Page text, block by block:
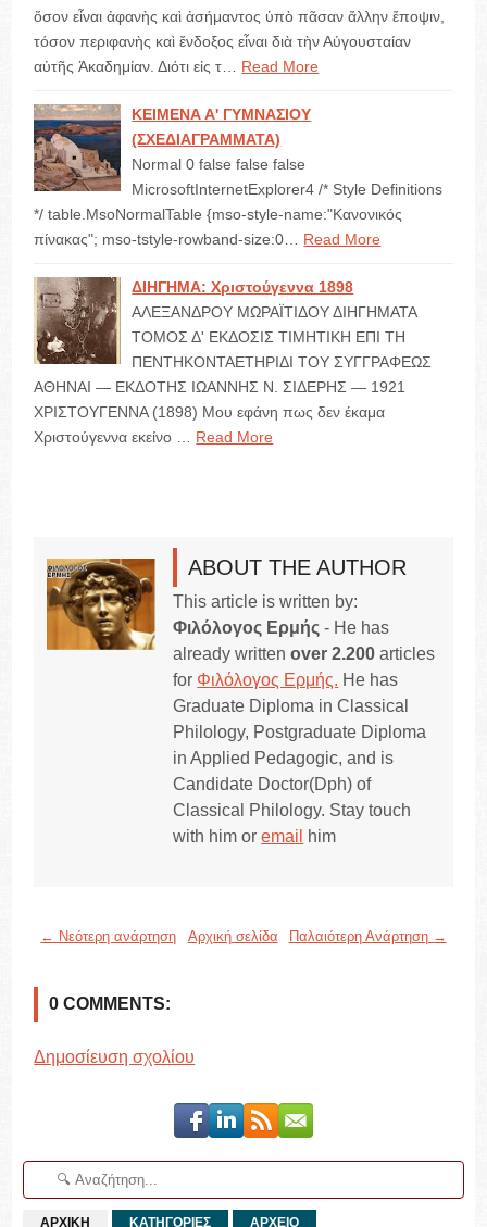
ὅσον εἶναι ἀφανὴς καὶ ἀσήμαντος ὑπὸ πᾶσαν ἄλλην ἔποψιν,
τόσον περιφανὴς καὶ ἔνδοξος εἶναι διὰ τὴν Αὐγουσταίαν
αὐτῆς Ἀκαδημίαν. Διότι εἰς τ…
Read More
ΚΕΙΜΕΝΑ Α' ΓΥΜΝΑΣΙΟΥ
(ΣΧΕΔΙΑΓΡΑΜΜΑΤΑ)
Normal 0 false false false
MicrosoftInternetExplorer4 /* Style Definitions
*/ table.MsoNormalTable {mso-style-name:"Κανονικός
πίνακας"; mso-tstyle-rowband-size:0…
Read More
ΔΙΗΓΗΜΑ: Χριστούγεννα 1898
ΑΛΕΞΑΝΔΡΟΥ ΜΩΡΑΪΤΙΔΟΥ ΔΙΗΓΗΜΑΤΑ
ΤΟΜΟΣ Δ' ΕΚΔΟΣΙΣ ΤΙΜΗΤΙΚΗ ΕΠΙ ΤΗ
ΠΕΝΤΗΚΟΝΤΑΕΤΗΡΙΔΙ ΤΟΥ ΣΥΓΓΡΑΦΕΩΣ
ΑΘΗΝΑΙ — ΕΚΔΟΤΗΣ ΙΩΑΝΝΗΣ Ν. ΣΙΔΕΡΗΣ — 1921
ΧΡΙΣΤΟΥΓΕΝΝΑ (1898) Μου εφάνη πως δεν έκαμα
Χριστούγεννα εκείνο …
Read More
ABOUT THE AUTHOR
This article is written by:
Φιλόλογος Ερμής - He has
already writtenover 2.200 articles
for Φιλόλογος Ερμής. He has
Graduate Diploma in Classical
Philology, Postgraduate Diploma
in Applied Pedagogic, and is
Candidate Doctor(Dph) of
Classical Philology. Stay touch
with him oremail him
← Νεότερη ανάρτηση Παλαιότερη Ανάρτηση →
Αρχική σελίδα
0 COMMENTS:
Δημοσίευση σχολίου
ΑΡΧΙΚΗ ΚΑΤΗΓΟΡΙΕΣ ΑΡΧΕΙΟ